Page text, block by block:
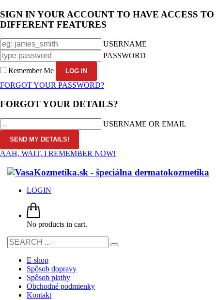
SIGN IN YOUR ACCOUNT TO HAVE ACCESS TO
DIFFERENT FEATURES
USERNAME
PASSWORD
Remember Me
FORGOT YOUR PASSWORD?
FORGOT YOUR DETAILS?
USERNAME OR EMAIL
AAH, WAIT, I REMEMBER NOW!
LOGIN
No products in cart.
E-shop
Spôsob dopravy
Spôsob platby
Obchodné podmienky
Kontakt